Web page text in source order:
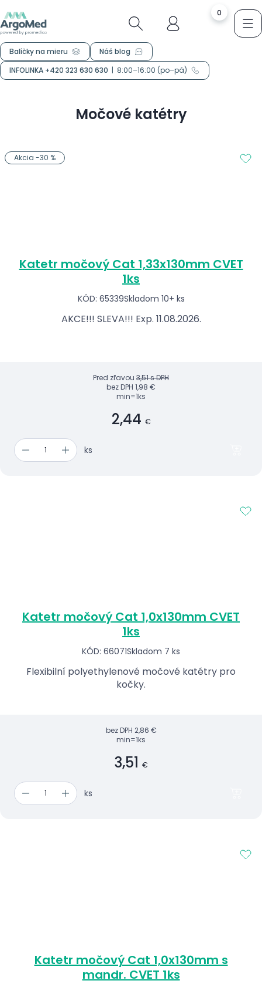
0
Balíčky na mieru
Náš blog
INFOLINKA +420 323 630 630 | 8:00–16:00 (po–pá)
Močové katétry
Katetr močový Cat 1,33x130mm CVET
1ks
KÓD: 65339Skladom 10+ ks
AKCE!!! SLEVA!!! Exp. 11.08.2026.
Pred zľavou 3,51 s DPH
bez DPH 1,98 €
min=1ks
2,44 €
ks
Akcia -30 %
Katetr močový Cat 1,0x130mm CVET
1ks
KÓD: 66071Skladom 7 ks
Flexibilní polyethylenové močové katétry pro
kočky.
bez DPH 2,86 €
min=1ks
3,51 €
ks
Katetr močový Cat 1,0x130mm s
mandr. CVET 1ks